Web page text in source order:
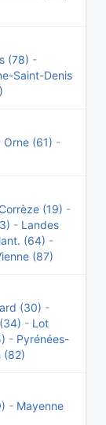
(78) -
Saint-Denis
Orne (61) -
Corrèze (19) -
- Landes
(64) -
(87)
(30) -
- Lot
- Pyrénées-
(82)
- Mayenne